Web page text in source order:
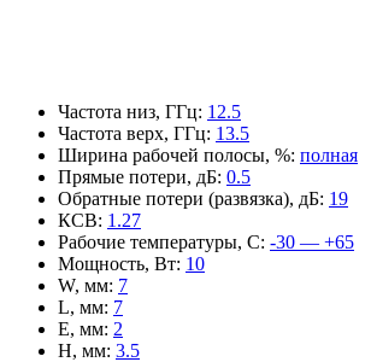
Частота низ, ГГц: 12.5
Частота верх, ГГц: 13.5
Ширина рабочей полосы, %: полная
Прямые потери, дБ: 0.5
Обратные потери (развязка), дБ: 19
КСВ: 1.27
Рабочие температуры, С: -30 — +65
Мощность, Вт: 10
W, мм: 7
L, мм: 7
E, мм: 2
H, мм: 3.5